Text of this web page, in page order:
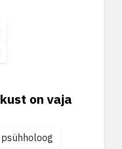
on vaja